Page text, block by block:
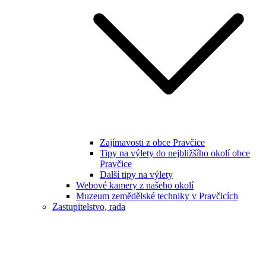
Zajímavosti z obce Pravčice
Tipy na výlety do nejbližšího okolí obce
Pravčice
Další tipy na výlety
Webové kamery z našeho okolí
Muzeum zemědělské techniky v Pravčicích
Zastupitelstvo, rada